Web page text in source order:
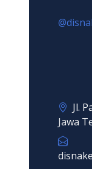
Jl.
Jawa